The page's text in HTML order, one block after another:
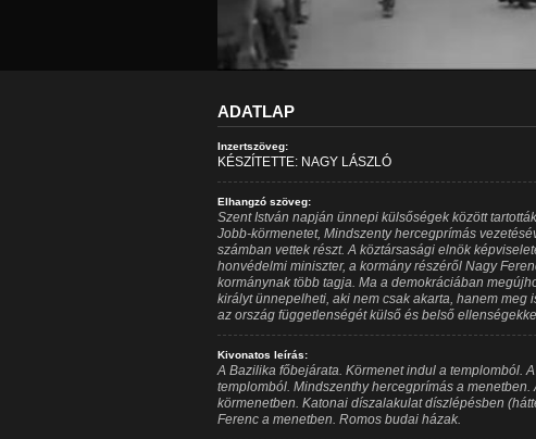
ADATLAP
Inzertszöveg:
KÉSZÍTETTE: NAGY LÁSZLÓ
Elhangzó szöveg:
Szent István napján ünnepi külsőségek között
Jobb-körmenetet, Mindszenty hercegprímás
számban vettek részt. A köztársasági elnök
honvédelmi miniszter, a kormány részéről Nagy
kormánynak több tagja. Ma a demokráciában
királyt ünnepelheti, aki nem csak akarta, hanem meg
az ország függetlenségét külső és belső
Kivonatos leírás:
A Bazilika főbejárata. Körmenet indul a templomból.
templomból. Mindszenthy hercegprímás a menetben.
körmenetben. Katonai díszalakulat díszlépésben
Ferenc a menetben. Romos budai házak.